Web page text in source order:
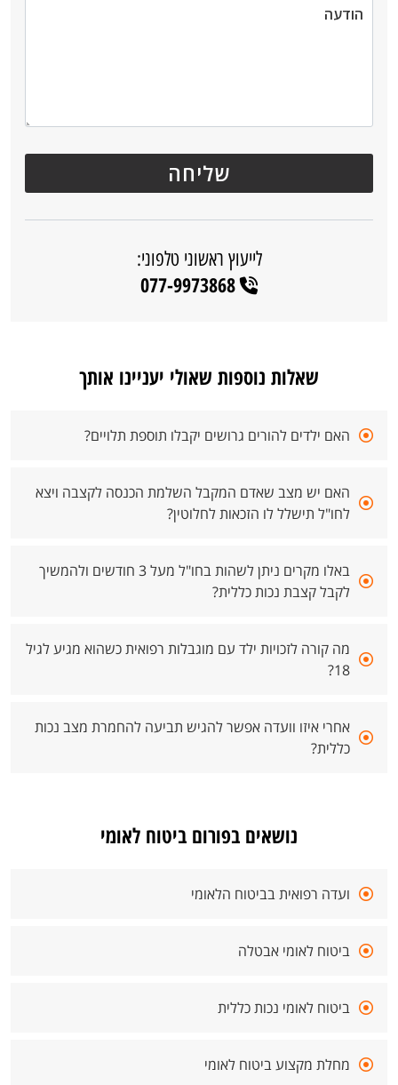
לייעוץ ראשוני טלפוני:
077-9973868
שאלות נוספות שאולי יעניינו אותך
האם ילדים להורים גרושים יקבלו תוספת תלויים?
האם יש מצב שאדם המקבל השלמת הכנסה לקצבה ויצא
לחו"ל תישלל לו הזכאות לחלוטין?
באלו מקרים ניתן לשהות בחו"ל מעל 3 חודשים ולהמשיך
לקבל קצבת נכות כללית?
מה קורה לזכויות ילד עם מוגבלות רפואית כשהוא מגיע לגיל
18?
אחרי איזו וועדה אפשר להגיש תביעה להחמרת מצב נכות
כללית?
נושאים בפורום ביטוח לאומי
ועדה רפואית בביטוח הלאומי
ביטוח לאומי אבטלה
ביטוח לאומי נכות כללית
מחלת מקצוע ביטוח לאומי